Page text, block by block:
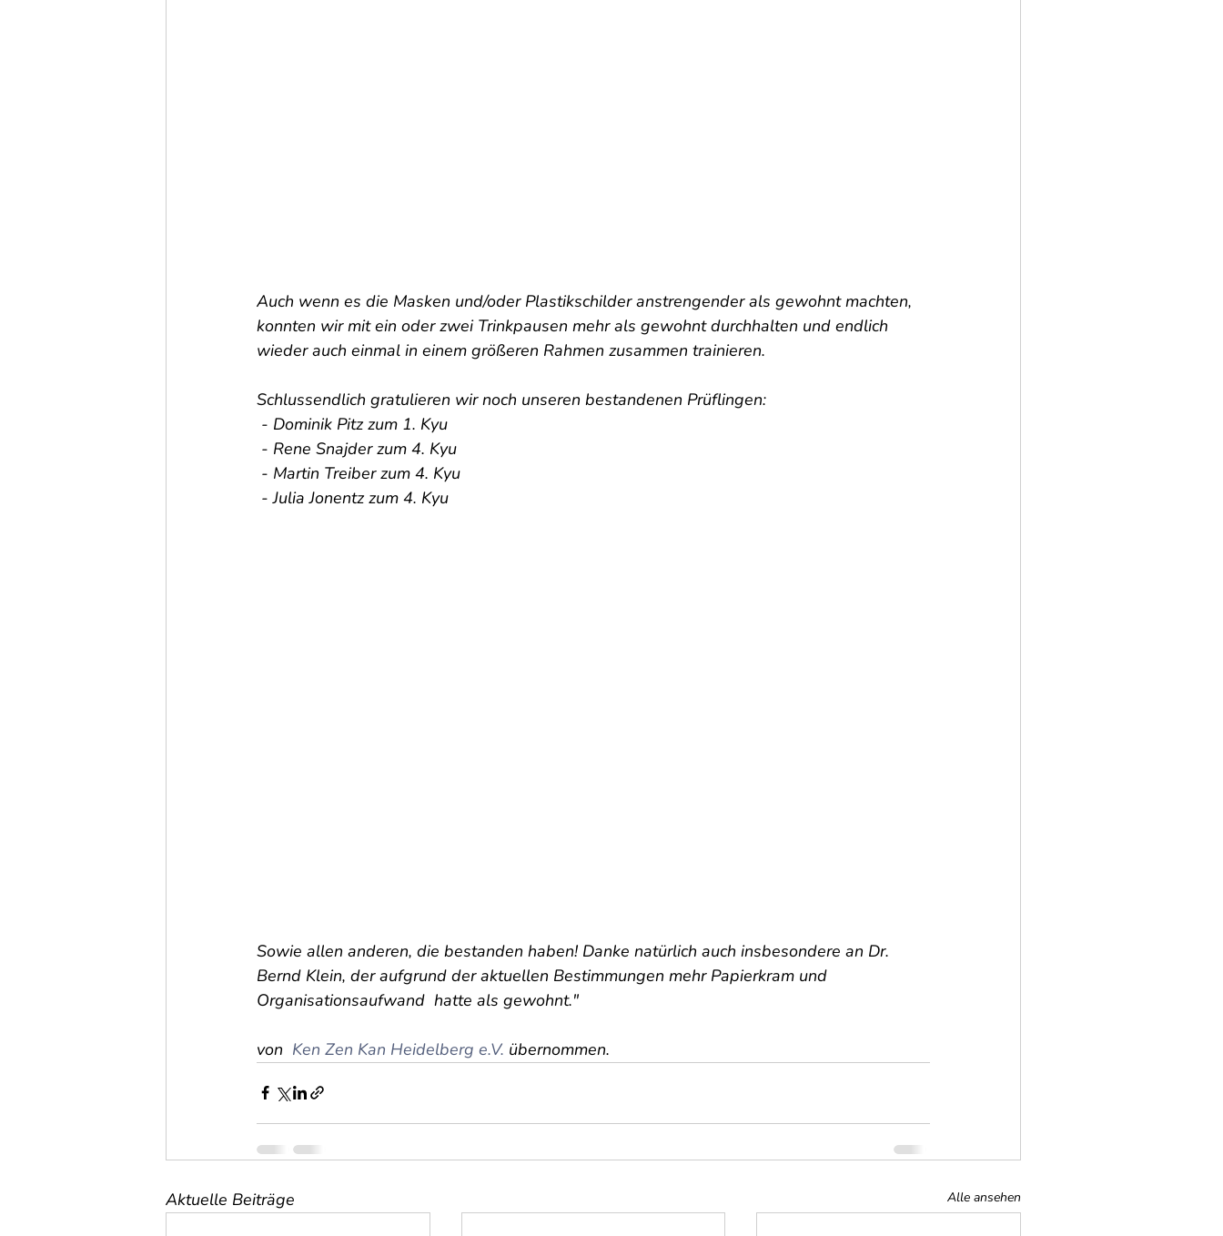
Auch wenn es die Masken und/oder Plastikschilder anstrengender als gewohnt machten,
konnten wir mit ein oder zwei Trinkpausen mehr als gewohnt durchhalten und endlich
wieder auch einmal in einem größeren Rahmen zusammen trainieren.
Schlussendlich gratulieren wir noch unseren bestandenen Prüflingen:
- Dominik Pitz zum 1. Kyu
- Rene Snajder zum 4. Kyu
- Martin Treiber zum 4. Kyu
- Julia Jonentz zum 4. Kyu
Sowie allen anderen, die bestanden haben! Danke natürlich auch insbesondere an Dr.
Bernd Klein, der aufgrund der aktuellen Bestimmungen mehr Papierkram und
Organisationsaufwand  hatte als gewohnt."
von Ken Zen Kan Heidelberg e.V. übernommen.
Aktuelle Beiträge Alle ansehen